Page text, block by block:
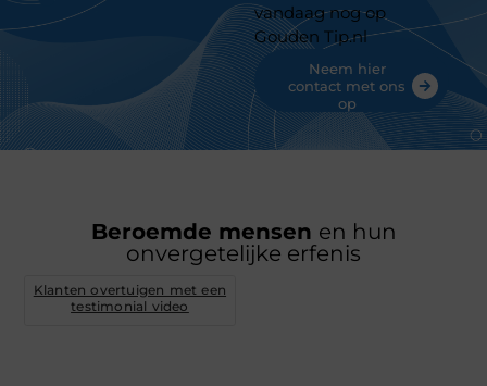
vandaag nog op
Gouden Tip.nl
Neem hier
contact met ons
op
Beroemde mensen en hun
onvergetelijke erfenis
Klanten overtuigen met een
testimonial video